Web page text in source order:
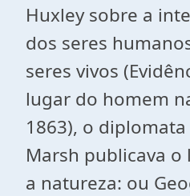
Huxley sobre a
dos seres
seres vivos
lugar do homem
1863), o
Marsh publicava
a natureza: ou